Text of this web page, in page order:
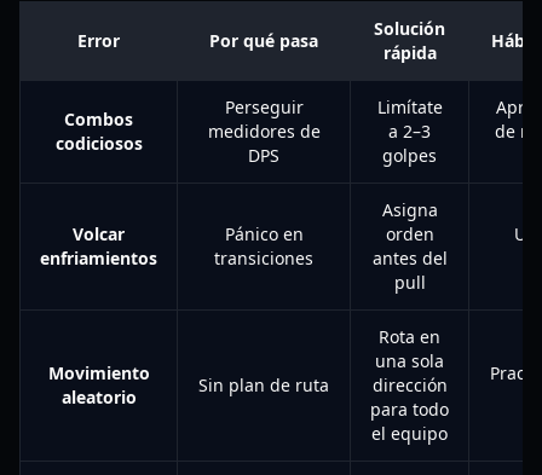
Error Por qué pasa
Solución
rápida
Combos
codiciosos
Perseguir
medidores de
DPS
Limítate
a 2–3
golpes
de
Volcar
enfriamientos
Pánico en
transiciones
Asigna
orden
antes del
pull
Movimiento
aleatorio
Sin plan de ruta
Rota en
una sola
dirección
para todo
el equipo